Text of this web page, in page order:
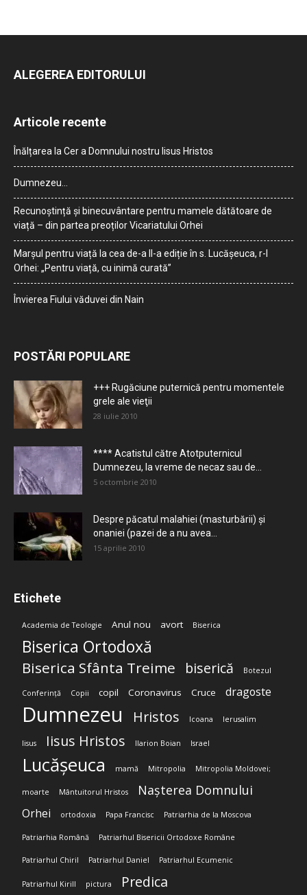
ALEGEREA EDITORULUI
Articole recente
Înălțarea la Cer a Domnului nostru Iisus Hristos
Dumnezeu…
Recunoștință și binecuvântare pentru mamele dătătoare de
viață – din partea preoților Vicariatului Orhei
Marșul pentru viață la cea de-a II-a ediție în s. Lucășeuca, r-l
Orhei: „Pentru viață, cu inimă curată”
Învierea Fiului văduvei din Nain
POSTĂRI POPULARE
+++ Rugăciune puternică pentru momentele
grele ale vieţii
28 iulie 2010
**** Acatistul către Atotputernicul
Dumnezeu, la vreme de necaz sau de...
5 octombrie 2010
Despre păcatul malahiei (masturbării) şi
onaniei (pazei de a nu avea...
15 aprilie 2010
Etichete
Academia de Teologie Anul nou avort Biserica
Biserica Ortodoxă
Biserica Sfânta Treime biserică Botezul
Conferință Copii copil Coronavirus Cruce dragoste
Dumnezeu Hristos Icoana Ierusalim
Iisus Iisus Hristos Ilarion Boian Israel
Lucășeuca mamă Mitropolia Mitropolia Moldovei;
moarte Mântuitorul Hristos Nașterea Domnului
Orhei ortodoxia Papa Francisc Patriarhia de la Moscova
Patriarhia Română Patriarhul Bisericii Ortodoxe Române
Patriarhul Chiril Patriarhul Daniel Patriarhul Ecumenic
Patriarhul Kirill pictura Predica